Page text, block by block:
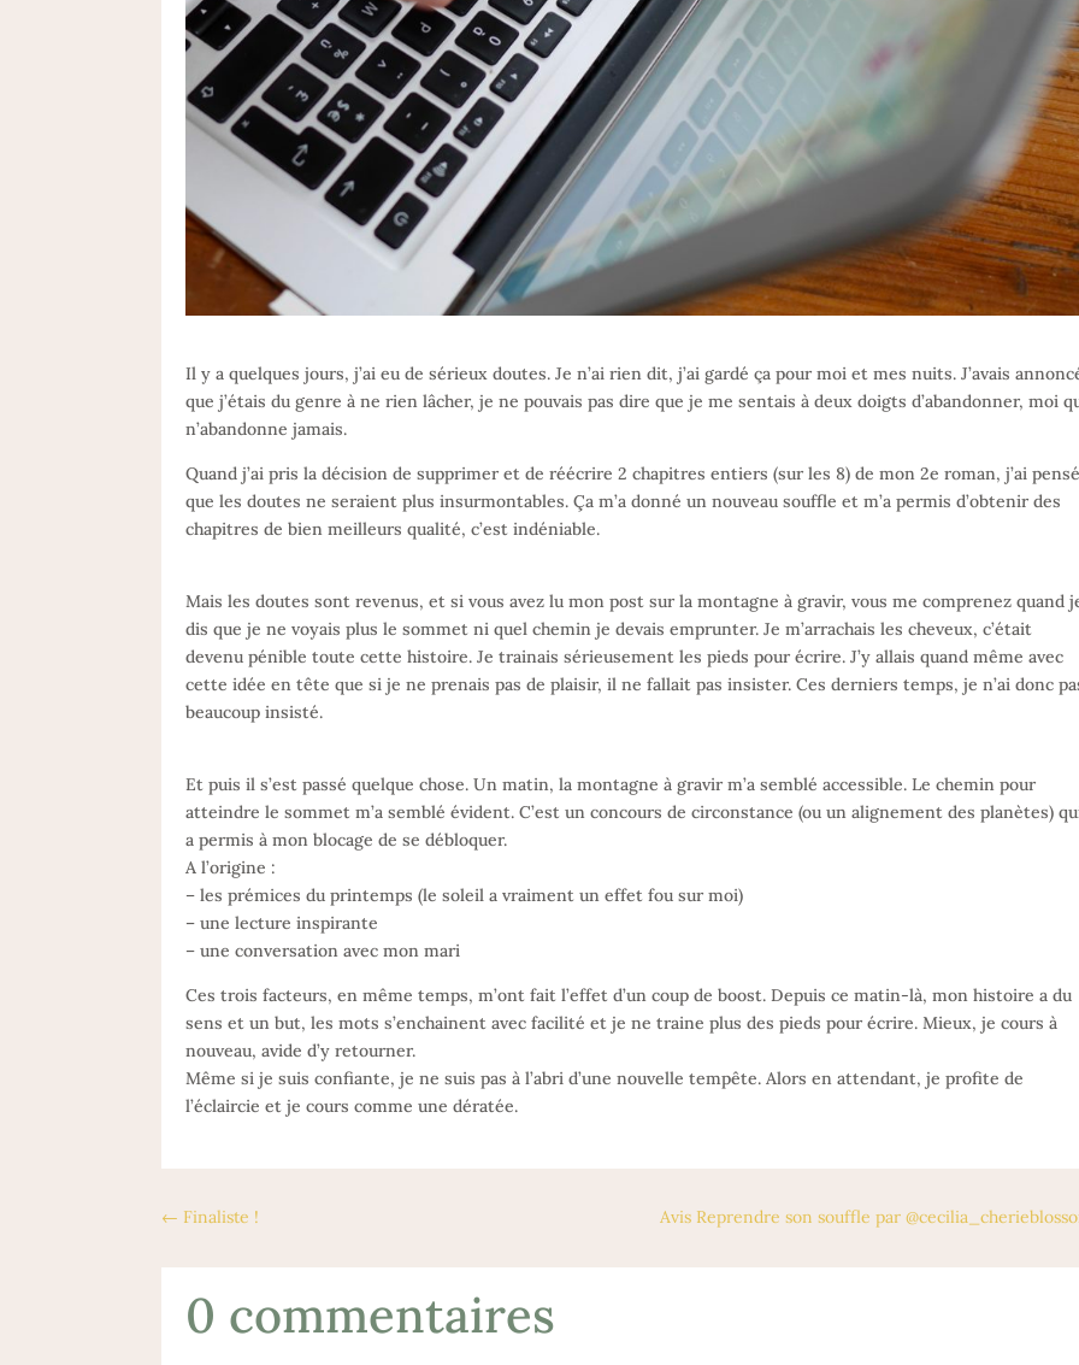
Il y a quelques jours, j’ai eu de sérieux doutes. Je n’ai rien dit, j’ai gardé ça pour moi et mes nuits. J’avais
que j’étais du genre à ne rien lâcher, je ne pouvais pas dire que je me sentais à deux doigts d’abandonner, moi
n’abandonne jamais.
Quand j’ai pris la décision de supprimer et de réécrire 2 chapitres entiers (sur les 8) de mon 2e roman, j’ai pensé
que les doutes ne seraient plus insurmontables. Ça m’a donné un nouveau souffle et m’a permis d’obtenir des
chapitres de bien meilleurs qualité, c’est indéniable.
Mais les doutes sont revenus, et si vous avez lu mon post sur la montagne à gravir, vous me comprenez quand
dis que je ne voyais plus le sommet ni quel chemin je devais emprunter. Je m’arrachais les cheveux, c’était
devenu pénible toute cette histoire. Je trainais sérieusement les pieds pour écrire. J’y allais quand même avec
cette idée en tête que si je ne prenais pas de plaisir, il ne fallait pas insister. Ces derniers temps, je n’ai donc
beaucoup insisté.
Et puis il s’est passé quelque chose. Un matin, la montagne à gravir m’a semblé accessible. Le chemin pour
atteindre le sommet m’a semblé évident. C’est un concours de circonstance (ou un alignement des planètes)
a permis à mon blocage de se débloquer.
A l’origine :
– les prémices du printemps (le soleil a vraiment un effet fou sur moi)
– une lecture inspirante
– une conversation avec mon mari
Ces trois facteurs, en même temps, m’ont fait l’effet d’un coup de boost. Depuis ce matin-là, mon histoire a du
sens et un but, les mots s’enchainent avec facilité et je ne traine plus des pieds pour écrire. Mieux, je cours à
nouveau, avide d’y retourner.
Même si je suis confiante, je ne suis pas à l’abri d’une nouvelle tempête. Alors en attendant, je profite de
l’éclaircie et je cours comme une dératée.
← Finaliste ! Avis Reprendre son souffle par
0 commentaires